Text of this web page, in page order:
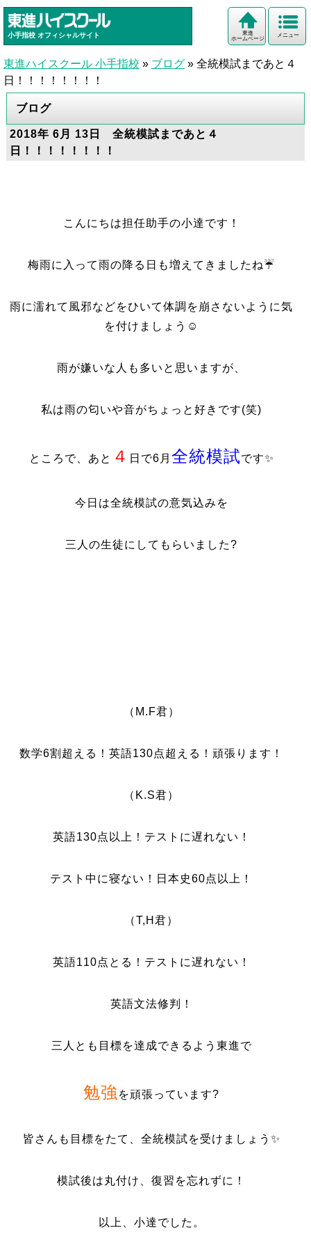
小手指校 オフィシャルサイト メニュー
東進
ホームページ
東進ハイスクール 小手指校 » ブログ » 全統模試まであと４
日！！！！！！！！
ブログ
2018年 6月 13日 全統模試まであと４
日！！！！！！！！
こんにちは担任助手の小達です！
梅雨に入って雨の降る日も増えてきましたね☔
雨に濡れて風邪などをひいて体調を崩さないように気
を付けましょう☺
雨が嫌いな人も多いと思いますが、
私は雨の匂いや音がちょっと好きです(笑)
ところで、あと ４ 日で6月 全統模試です✨
今日は全統模試の意気込みを
三人の生徒にしてもらいました?
（M.F君）
数学6割超える！英語130点超える！頑張ります！
（K.S君）
英語130点以上！テストに遅れない！
テスト中に寝ない！日本史60点以上！
（T,H君）
英語110点とる！テストに遅れない！
英語文法修判！
三人とも目標を達成できるよう東進で
勉強 を頑張っています?
皆さんも目標をたて、全統模試を受けましょう✨
模試後は丸付け、復習を忘れずに！
以上、小達でした。